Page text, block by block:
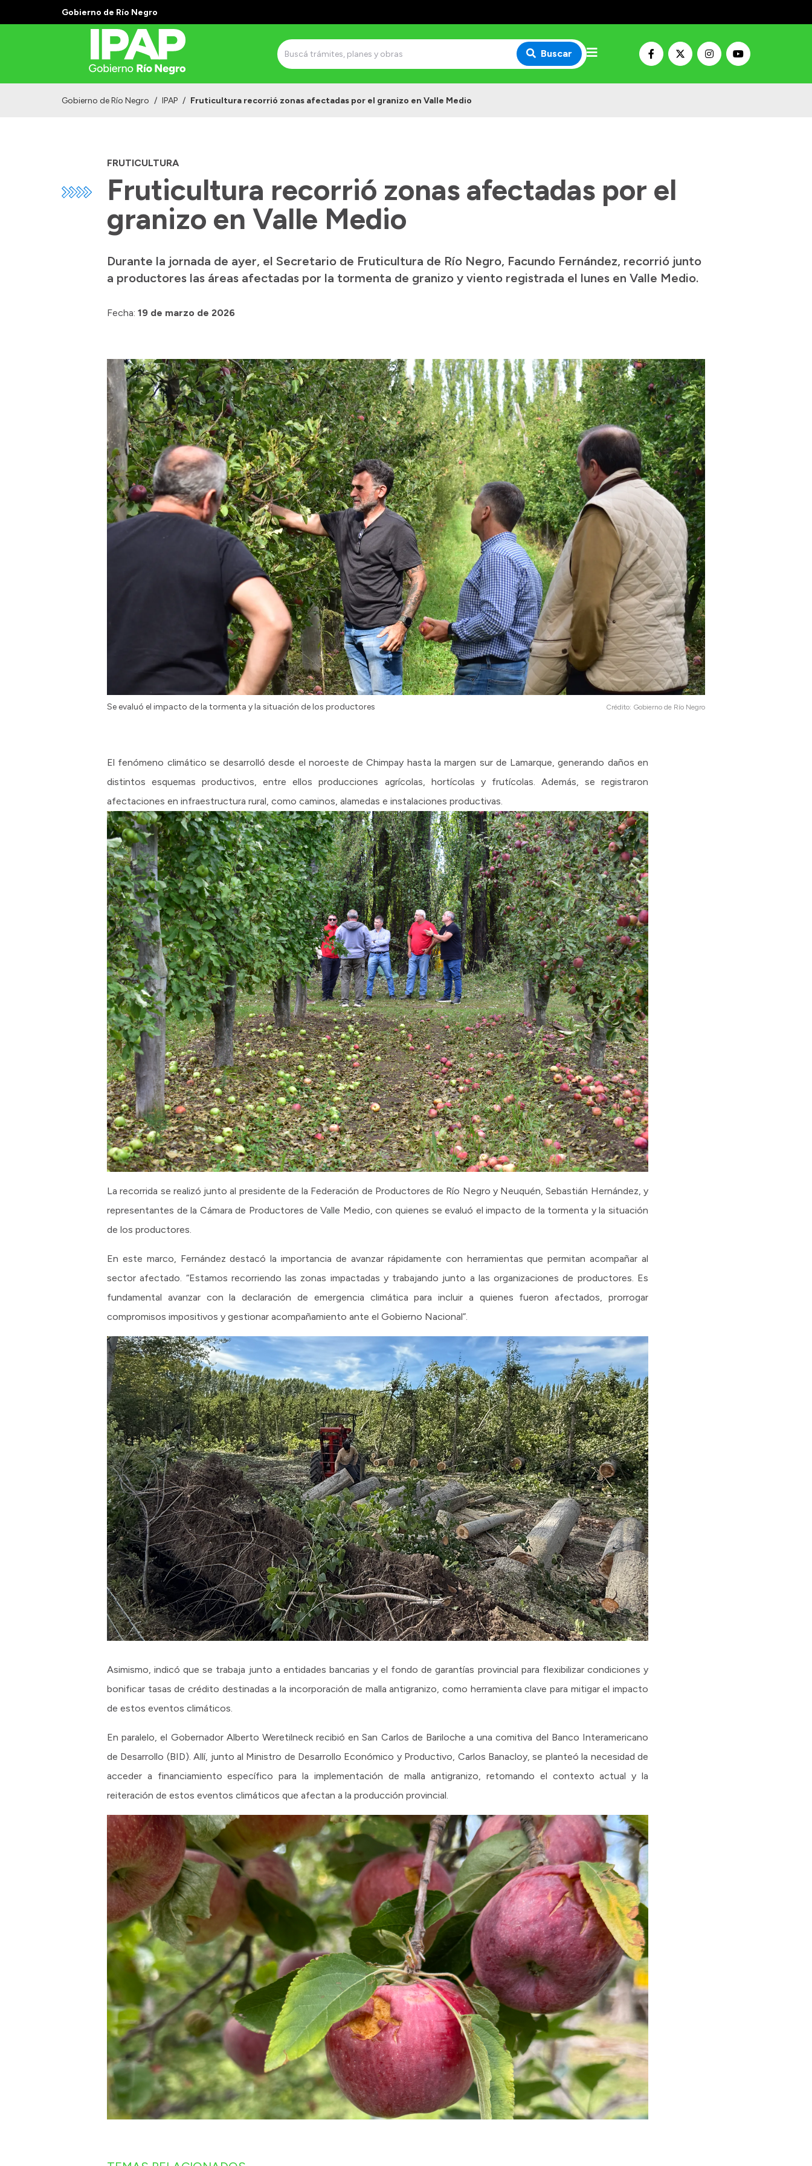
Gobierno de Río Negro
Buscar
Gobierno de Río Negro / IPAP / Fruticultura recorrió zonas afectadas por el granizo en Valle Medio
FRUTICULTURA
Fruticultura recorrió zonas afectadas por el
granizo en Valle Medio
Durante la jornada de ayer, el Secretario de Fruticultura de Río Negro, Facundo Fernández, recorrió junto
a productores las áreas afectadas por la tormenta de granizo y viento registrada el lunes en Valle Medio.
Fecha: 19 de marzo de 2026
Se evaluó el impacto de la tormenta y la situación de los productores Crédito: Gobierno de Río Negro
El fenómeno climático se desarrolló desde el noroeste de Chimpay hasta la margen sur de Lamarque, generando daños en
distintos esquemas productivos, entre ellos producciones agrícolas, hortícolas y frutícolas. Además, se registraron
afectaciones en infraestructura rural, como caminos, alamedas e instalaciones productivas.
La recorrida se realizó junto al presidente de la Federación de Productores de Río Negro y Neuquén, Sebastián Hernández, y
representantes de la Cámara de Productores de Valle Medio, con quienes se evaluó el impacto de la tormenta y la situación
de los productores.
En este marco, Fernández destacó la importancia de avanzar rápidamente con herramientas que permitan acompañar al
sector afectado. “Estamos recorriendo las zonas impactadas y trabajando junto a las organizaciones de productores. Es
fundamental avanzar con la declaración de emergencia climática para incluir a quienes fueron afectados, prorrogar
compromisos impositivos y gestionar acompañamiento ante el Gobierno Nacional”.
Asimismo, indicó que se trabaja junto a entidades bancarias y el fondo de garantías provincial para flexibilizar condiciones y
bonificar tasas de crédito destinadas a la incorporación de malla antigranizo, como herramienta clave para mitigar el impacto
de estos eventos climáticos.
En paralelo, el Gobernador Alberto Weretilneck recibió en San Carlos de Bariloche a una comitiva del Banco Interamericano
de Desarrollo (BID). Allí, junto al Ministro de Desarrollo Económico y Productivo, Carlos Banacloy, se planteó la necesidad de
acceder a financiamiento específico para la implementación de malla antigranizo, retomando el contexto actual y la
reiteración de estos eventos climáticos que afectan a la producción provincial.